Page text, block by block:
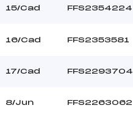
15/Cad FFS2354224
16/Cad FFS2353581
17/Cad FFS2293704
8/Jun FFS2263062